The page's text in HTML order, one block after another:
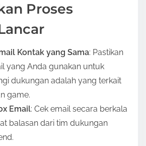
Proses
Kontak yang Sama: Pastikan
yang Anda gunakan untuk
dukungan adalah yang terkait
game.
Email: Cek email secara berkala
balasan dari tim dukungan